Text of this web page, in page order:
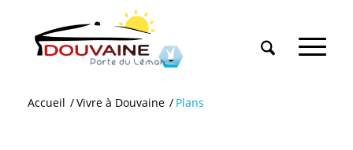
Accueil /Vivre à Douvaine / Plans